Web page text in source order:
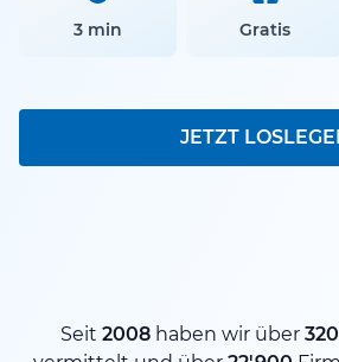
3 min Gratis
JETZT
Seit 2008 haben wir über